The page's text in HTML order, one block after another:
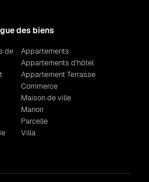
des biens
de
Appartements
Appartements d'hôtel
Appartement Terrasse
Commerce
Maison de ville
Manoir
Parcelle
Villa